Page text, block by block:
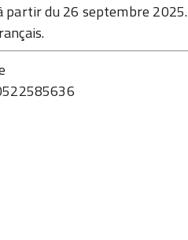
partir du 26 septembre 2025.